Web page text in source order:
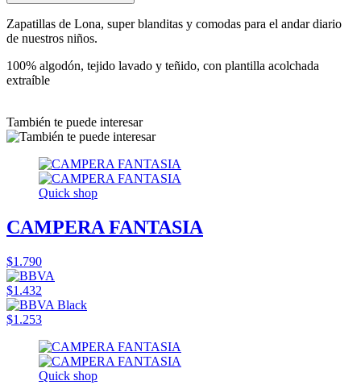
Zapatillas de Lona, super blanditas y comodas para el andar diario
de nuestros niños.
100% algodón, tejido lavado y teñido, con plantilla acolchada
extraíble
También te puede interesar
Quick shop
CAMPERA FANTASIA
$1.790
$1.432
$1.253
Quick shop